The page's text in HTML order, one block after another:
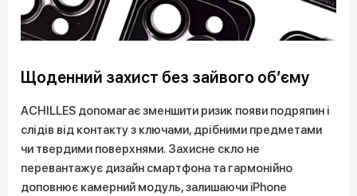
Щоденний захист без зайвого об’єму
ACHILLES допомагає зменшити ризик появи подряпин і
слідів від контакту з ключами, дрібними предметами
чи твердими поверхнями. Захисне скло не
перевантажує дизайн смартфона та гармонійно
доповнює камерний модуль, залишаючи iPhone